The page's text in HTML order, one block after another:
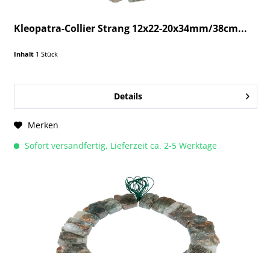
Kleopatra-Collier Strang 12x22-20x34mm/38cm...
Inhalt 1 Stück
Details
Merken
Sofort versandfertig, Lieferzeit ca. 2-5 Werktage